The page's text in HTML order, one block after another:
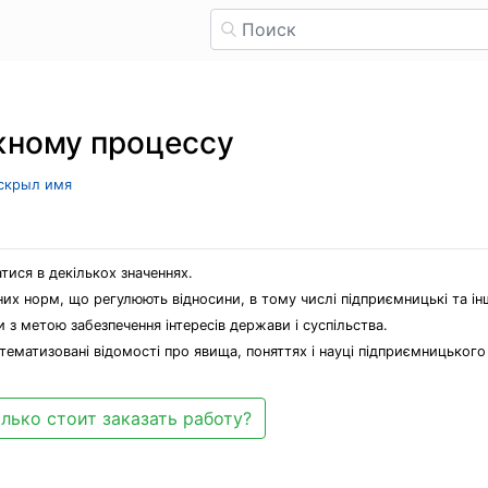
процессу
имя
в декількох значеннях.
норм, що регулюють відносини, в тому числі підприємницькі та
забезпечення інтересів держави і суспільства.
відомості про явища, поняттях і науці
стоит заказать работу?